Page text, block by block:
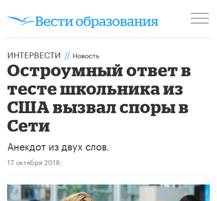
ИНТЕРВЕСТИ // Новость
Остроумный ответ в
тесте школьника из
США вызвал споры в
Сети
Анекдот из двух слов.
17 октября 2018